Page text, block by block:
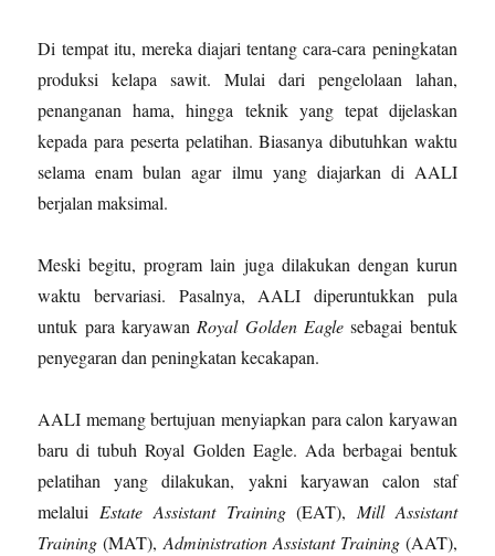
Di tempat itu, mereka diajari tentang cara-cara peningkatan
produksi kelapa sawit. Mulai dari pengelolaan lahan,
penanganan hama, hingga teknik yang tepat dijelaskan
kepada para peserta pelatihan. Biasanya dibutuhkan waktu
selama enam bulan agar ilmu yang diajarkan di AALI
berjalan maksimal.
Meski begitu, program lain juga dilakukan dengan kurun
waktu bervariasi. Pasalnya, AALI diperuntukkan pula
untuk para karyawanRoyal Golden Eaglesebagai bentuk
penyegaran dan peningkatan kecakapan.
AALI memang bertujuan menyiapkan para calon karyawan
baru di tubuh Royal Golden Eagle. Ada berbagai bentuk
pelatihan yang dilakukan, yakni karyawan calon staf
melaluiEstate Assistant Training(EAT), Mill Assistant
Training (MAT),Administration Assistant Training (AAT),